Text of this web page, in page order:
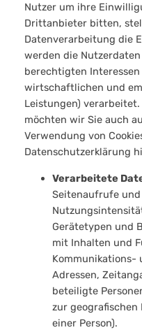
Nutzer um ihre
Drittanbieter bitten,
Datenverarbeitung die
werden die
berechtigten Interessen
wirtschaftlichen und
Leistungen)
möchten wir Sie auch
Verwendung von
Datenschutzerklärung
Verarbeitete
Seitenaufrufe
Gerätetypen und
mit Inhalten und
Kommunikations-
Adressen,
beteiligte
zur geografischen
einer Person).